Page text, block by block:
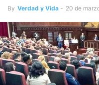
By Verdad y Vida - 20 de